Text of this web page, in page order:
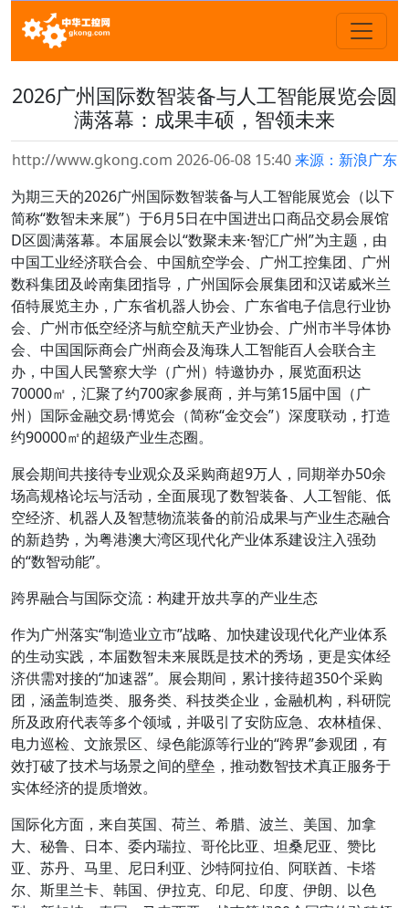
2026广州国际数智装备与人工智能展览会圆
满落幕：成果丰硕，智领未来
http://www.gkong.com 2026-06-08 15:40来源：新浪广东
为期三天的2026广州国际数智装备与人工智能展览会（以下
简称“数智未来展”）于6月5日在中国进出口商品交易会展馆
D区圆满落幕。本届展会以“数聚未来·智汇广州”为主题，由
中国工业经济联合会、中国航空学会、广州工控集团、广州
数科集团及岭南集团指导，广州国际会展集团和汉诺威米兰
佰特展览主办，广东省机器人协会、广东省电子信息行业协
会、广州市低空经济与航空航天产业协会、广州市半导体协
会、中国国际商会广州商会及海珠人工智能百人会联合主
办，中国人民警察大学（广州）特邀协办，展览面积达
70000㎡，汇聚了约700家参展商，并与第15届中国（广
州）国际金融交易·博览会（简称“金交会”）深度联动，打造
约90000㎡的超级产业生态圈。
展会期间共接待专业观众及采购商超9万人，同期举办50余
场高规格论坛与活动，全面展现了数智装备、人工智能、低
空经济、机器人及智慧物流装备的前沿成果与产业生态融合
的新趋势，为粤港澳大湾区现代化产业体系建设注入强劲
的“数智动能”。
跨界融合与国际交流：构建开放共享的产业生态
作为广州落实“制造业立市”战略、加快建设现代化产业体系
的生动实践，本届数智未来展既是技术的秀场，更是实体经
济供需对接的“加速器”。展会期间，累计接待超350个采购
团，涵盖制造类、服务类、科技类企业，金融机构，科研院
所及政府代表等多个领域，并吸引了安防应急、农林植保、
电力巡检、文旅景区、绿色能源等行业的“跨界”参观团，有
效打破了技术与场景之间的壁垒，推动数智技术真正服务于
实体经济的提质增效。
国际化方面，来自英国、荷兰、希腊、波兰、美国、加拿
大、秘鲁、日本、委内瑞拉、哥伦比亚、坦桑尼亚、赞比
亚、苏丹、马里、尼日利亚、沙特阿拉伯、阿联酋、卡塔
尔、斯里兰卡、韩国、伊拉克、印尼、印度、伊朗、以色